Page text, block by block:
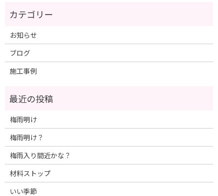
お知らせ
ブログ
施工事例
梅雨明け
梅雨明け？
梅雨入り間近かな？
材料ストップ
いい季節